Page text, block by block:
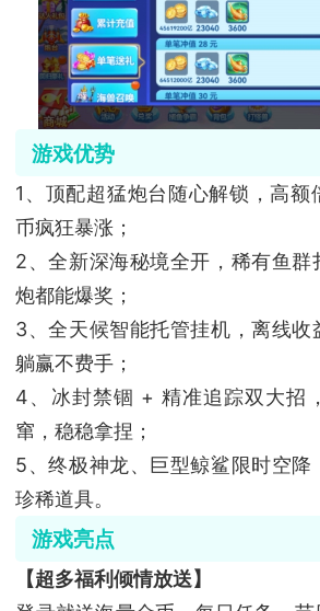
游戏优势
1、顶配超猛炮台随心解锁，高额
币疯狂暴涨；
2、全新深海秘境全开，稀有鱼群
炮都能爆奖；
3、全天候智能托管挂机，离线收
躺赢不费手；
4、冰封禁锢 + 精准追踪双大招
窜，稳稳拿捏；
5、终极神龙、巨型鲸鲨限时空降
珍稀道具。
游戏亮点
【超多福利倾情放送】